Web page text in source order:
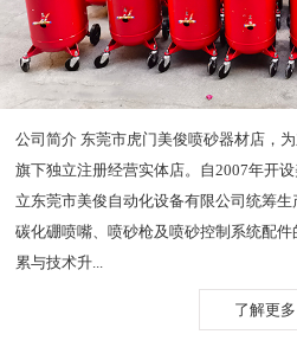
公司简介 东莞市虎门美俊喷砂器材店，
旗下独立注册经营实体店。自2007年开
立东莞市美俊自动化设备有限公司统筹
碳化硼喷嘴、喷砂枪及喷砂控制系统配
累与技术升...
了解更多